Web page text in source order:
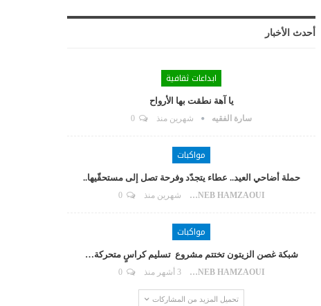
أحدث الأخبار
ابداعات ثقافية
يا آهة نطقت بها الأرواح
سارة الفقيه شهرين منذ
مواكبات
حملة أضاحي العيد.. عطاء يتجدّد وفرحة تصل إلى مستحقّيها..
ZAYNEB HAMZAOUI شهرين منذ 0
مواكبات
شبكة غصن الزيتون تختتم مشروع تسليم كراسٍ متحركة…
ZAYNEB HAMZAOUI 3 أشهر منذ 0
تحميل المزيد من المشاركات